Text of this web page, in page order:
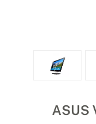
ASUS